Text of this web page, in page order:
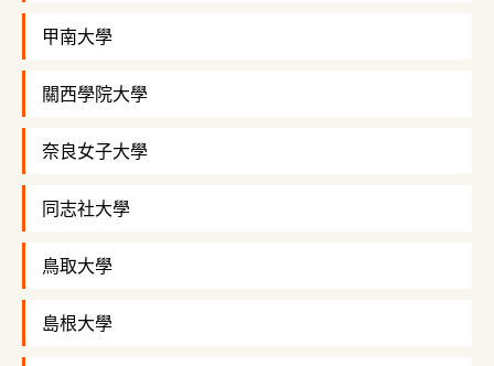
甲南大學
關西學院大學
奈良女子大學
同志社大學
鳥取大學
島根大學